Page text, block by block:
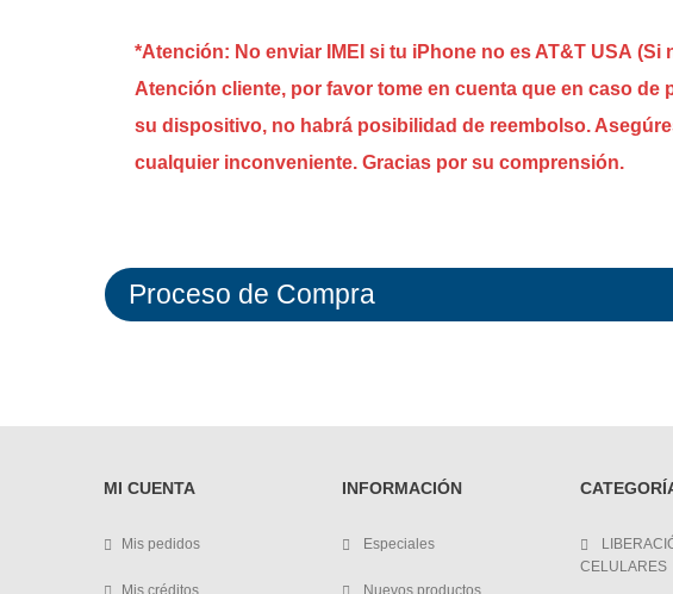
*Atención: No enviar IMEI si tu iPhone no es AT&T USA
Atención cliente, por favor tome en cuenta que en caso
su dispositivo, no habrá posibilidad de reembolso.
cualquier inconveniente. Gracias por su comprensión.
Proceso de Compra
MI CUENTA
Mis pedidos
Mis créditos
INFORMACIÓN
Especiales
Nuevos productos
CELULARES